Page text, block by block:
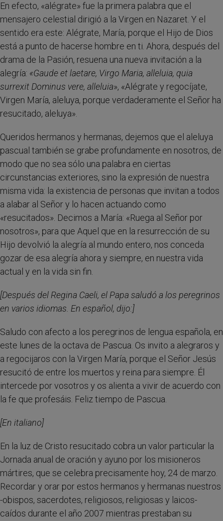
En efecto, «alégrate» fue la primera palabra que el
mensajero celestial dirigió a la Virgen en Nazaret. Y el
sentido era este: Alégrate, María, porque el Hijo de Dios
está a punto de hacerse hombre en ti. Ahora, después del
drama de la Pasión, resuena una nueva invitación a la
alegría: «Gaude et laetare, Virgo Maria, alleluia, quia
surrexit Dominus vere, alleluia», «Alégrate y regocíjate,
Virgen María, aleluya, porque verdaderamente el Señor ha
resucitado, aleluya».
Queridos hermanos y hermanas, dejemos que el aleluya
pascual también se grabe profundamente en nosotros, de
modo que no sea sólo una palabra en ciertas
circunstancias exteriores, sino la expresión de nuestra
misma vida: la existencia de personas que invitan a todos
a alabar al Señor y lo hacen actuando como
«resucitados». Decimos a María: «Ruega al Señor por
nosotros», para que Aquel que en la resurrección de su
Hijo devolvió la alegría al mundo entero, nos conceda
gozar de esa alegría ahora y siempre, en nuestra vida
actual y en la vida sin fin.
[Después del Regina Caeli, el Papa saludó a los peregrinos
en varios idiomas. En español, dijo:]
Saludo con afecto a los peregrinos de lengua española, en
este lunes de la octava de Pascua. Os invito a alegraros y
a regocijaros con la Virgen María, porque el Señor Jesús
resucitó de entre los muertos y reina para siempre. Él
intercede por vosotros y os alienta a vivir de acuerdo con
la fe que profesáis. Feliz tiempo de Pascua.
[En italiano]
En la luz de Cristo resucitado cobra un valor particular la
Jornada anual de oración y ayuno por los misioneros
mártires, que se celebra precisamente hoy, 24 de marzo.
Recordar y orar por estos hermanos y hermanas nuestros
-obispos, sacerdotes, religiosos, religiosas y laicos-
caídos durante el año 2007 mientras prestaban su